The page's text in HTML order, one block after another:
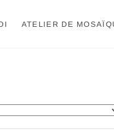
ATELIER DE